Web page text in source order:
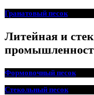
Гранатовый песок
Литейная и
Формовочный песок
Стекольный песок